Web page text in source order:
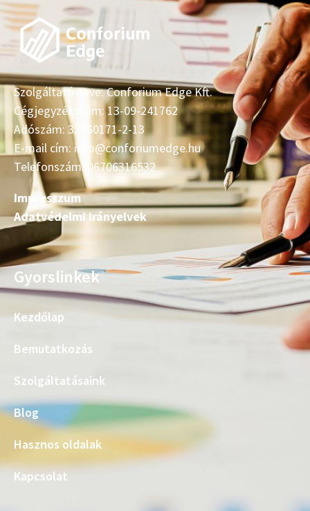
Szolgáltató neve: Conforium Edge Kft.
Cégjegyzékszám: 13-09-241762
Adószám: 32860171-2-13
E-mail cím: info@conforiumedge.hu
Telefonszám: 06706316532
Impresszum
Adatvédelmi irányelvek
Gyorslinkek
Kezdőlap
Bemutatkozás
Szolgáltatásaink
Blog
Hasznos oldalak
Kapcsolat